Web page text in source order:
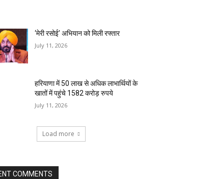
‘मेरी रसोई’ अभियान को मिली रफ्तार
July 11, 2026
हरियाणा में 50 लाख से अधिक लाभार्थियों के
खातों में पहुंचे 1582 करोड़ रुपये
July 11, 2026
Load more
COMMENTS